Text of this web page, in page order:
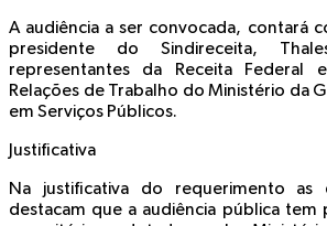
A audiência a ser convocada, contará
presidente do Sindireceita,
representantes da Receita Federal
Relações de Trabalho do Ministério da
em Serviços Públicos.
Justificativa
Na justificativa do requerimento as
destacam que a audiência pública